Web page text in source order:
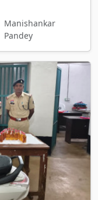
Manishankar
Pandey